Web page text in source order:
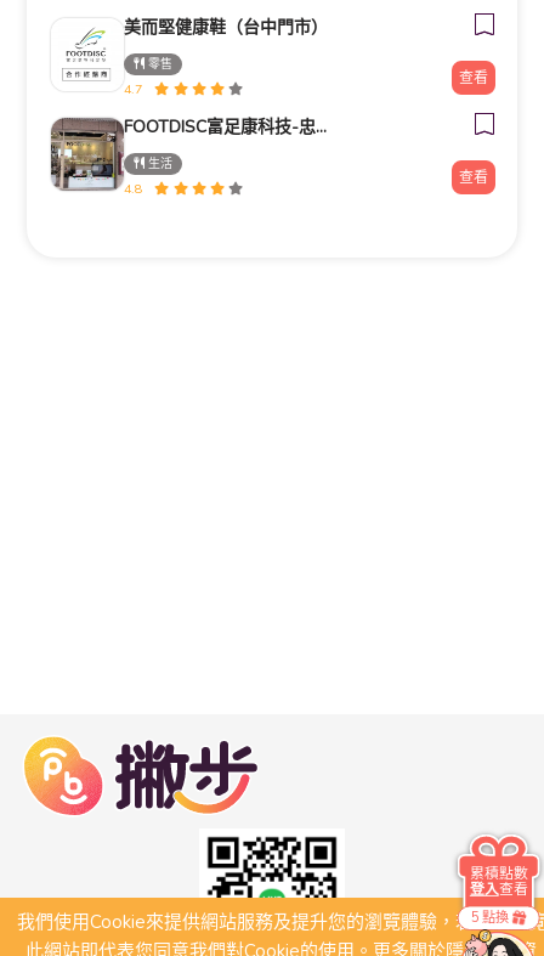
美而堅健康鞋（台中門市）
零售
4.7
查看
FOOTDISC富足康科技-忠孝直營門市
生活
4.8
查看
我們使用Cookie來提供網站服務及提升您的瀏覽體驗，若繼續瀏
此網站即代表您同意我們對Cookie的使用。更多關於隱私保護資
5 點換
累積點數
登入查看